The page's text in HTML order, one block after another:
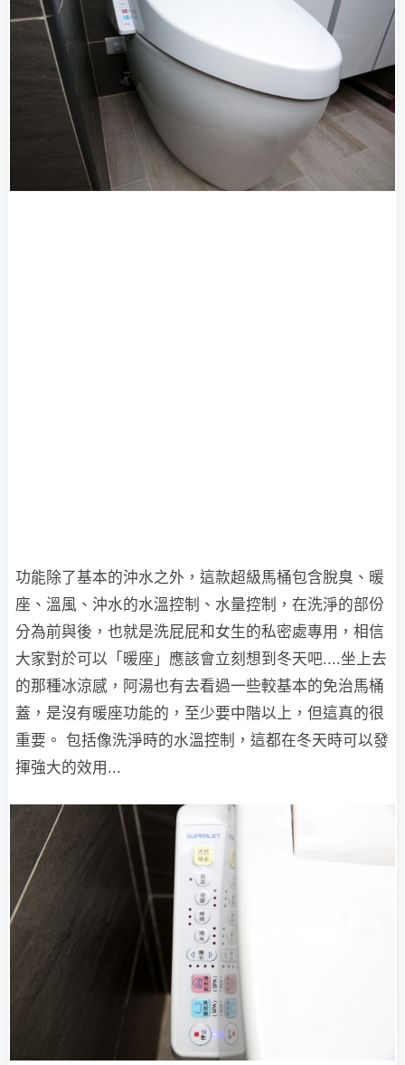
功能除了基本的沖水之外，這款超級馬桶包含脫臭、暖
座、溫風、沖水的水溫控制、水量控制，在洗淨的部份
分為前與後，也就是洗屁屁和女生的私密處專用，相信
大家對於可以「暖座」應該會立刻想到冬天吧....坐上去
的那種冰涼感，阿湯也有去看過一些較基本的免治馬桶
蓋，是沒有暖座功能的，至少要中階以上，但這真的很
重要。 包括像洗淨時的水溫控制，這都在冬天時可以發
揮強大的效用...